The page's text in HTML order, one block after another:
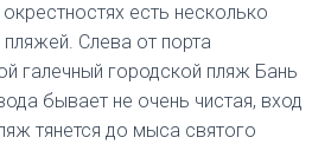
есть несколько
Слева от порта
галечный городской пляж Бань
бывает не очень чистая, вход
тянется до мыса святого